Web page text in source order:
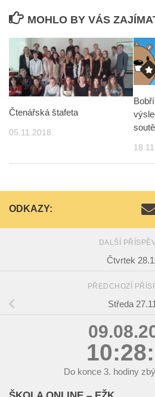
MOHLO BY VÁS
Čtenářská štafeta
05.11.2018
ODKAZY:
DALŠÍ
Čtvrtek
PŘEDCHOZÍ
Středa
Do konce 3. hodiny